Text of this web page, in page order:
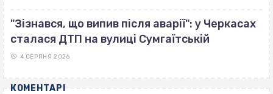
"Зізнався, що випив після аварії": у Черкасах
сталася ДТП на вулиці Сумгаїтській
4 СЕРПНЯ 2026
КОМЕНТАРІ